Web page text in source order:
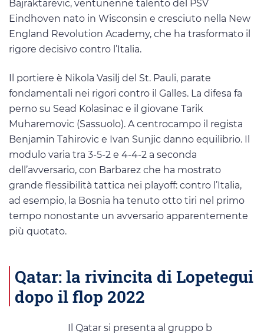
Bajraktarevic, ventunenne talento del PSV
Eindhoven nato in Wisconsin e cresciuto nella New
England Revolution Academy, che ha trasformato il
rigore decisivo contro l’Italia.
Il portiere è Nikola Vasilj del St. Pauli, parate
fondamentali nei rigori contro il Galles. La difesa fa
perno su Sead Kolasinac e il giovane Tarik
Muharemovic (Sassuolo). A centrocampo il regista
Benjamin Tahirovic e Ivan Sunjic danno equilibrio. Il
modulo varia tra 3-5-2 e 4-4-2 a seconda
dell’avversario, con Barbarez che ha mostrato
grande flessibilità tattica nei playoff: contro l’Italia,
ad esempio, la Bosnia ha tenuto otto tiri nel primo
tempo nonostante un avversario apparentemente
più quotato.
Qatar: la rivincita di Lopetegui
dopo il flop 2022
Il Qatar si presenta al gruppo b